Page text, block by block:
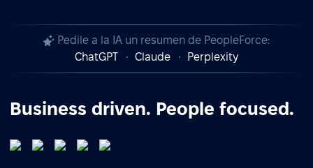
Pedile a la IA un resumen de PeopleForce:
ChatGPT
Claude Perplexity
Business driven. People focused.